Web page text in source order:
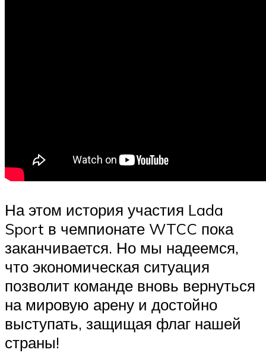
На этом история участия Lada
Sport в чемпионате WTCC пока
заканчивается. Но мы надеемся,
что экономическая ситуация
позволит команде вновь вернуться
на мировую арену и достойно
выступать, защищая флаг нашей
страны!